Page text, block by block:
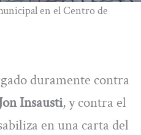
en el Centro de
duramente contra
Insausti, y contra el
en una carta del